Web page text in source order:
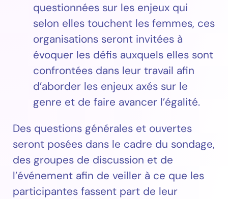
questionnées sur les enjeux qui
selon elles touchent les femmes, ces
organisations seront invitées à
évoquer les défis auxquels elles sont
confrontées dans leur travail afin
d’aborder les enjeux axés sur le
genre et de faire avancer l’égalité.
Des questions générales et ouvertes
seront posées dans le cadre du sondage,
des groupes de discussion et de
l’événement afin de veiller à ce que les
participantes fassent part de leur